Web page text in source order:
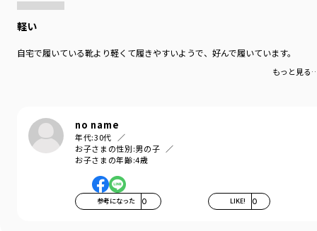
軽い
自宅で履いている靴より軽くて履きやすいようで、好んで履いています。
もっと見る
no name
年代:30代
お子さまの性別:男の子
お子さまの年齢:4歳
参考になった 0 LIKE! 0